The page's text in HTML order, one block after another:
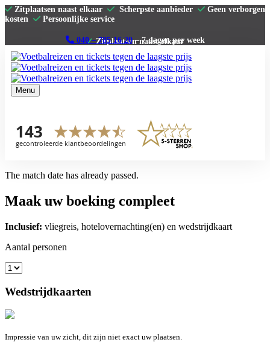
Zitplaatsen naast elkaar Scherpste aanbieder
Geen verborgen
kosten
Persoonlijke service
040 – 785 16 20– 7 dagen per week
Menu
La Liga
Serie A
Contact
The match date has already passed.
Maak uw boeking compleet
Inclusief: vliegreis, hotelovernachting(en) en wedstrijdkaart
Aantal personen
Wedstrijdkaarten
Impressie van uw zicht, dit zijn niet exact uw plaatsen.